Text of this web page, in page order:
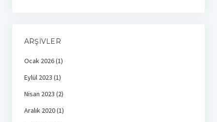
ARŞIVLER
Ocak 2026(1)
Eylül 2023 (1)
Nisan 2023 (2)
Aralık 2020(1)